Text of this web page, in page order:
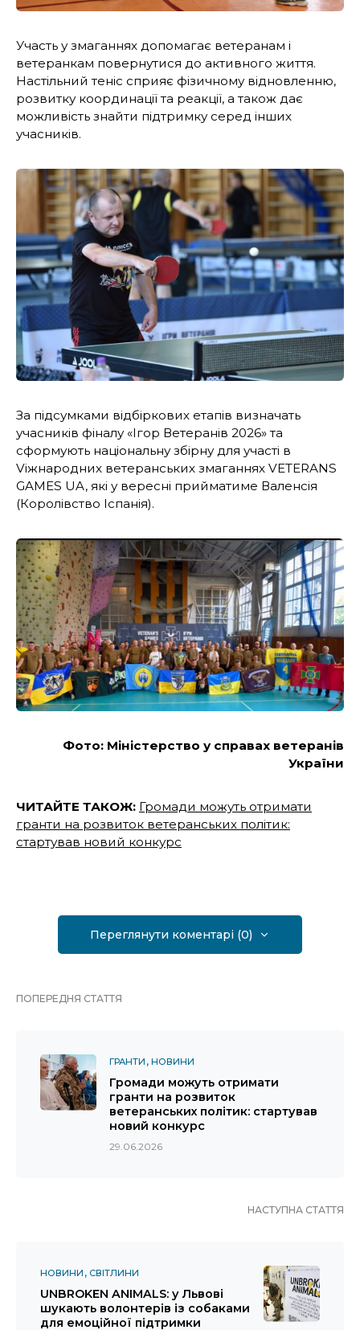
Участь у змаганнях допомагає ветеранам і
ветеранкам повернутися до активного життя.
Настільний теніс сприяє фізичному відновленню,
розвитку координації та реакції, а також дає
можливість знайти підтримку серед інших
учасників.
За підсумками відбіркових етапів визначать
учасників фіналу «Ігор Ветеранів 2026» та
сформують національну збірну для участі в
Vіжнародних ветеранських змаганнях VETERANS
GAMES UA, які у вересні прийматиме Валенсія
(Королівство Іспанія).
Фото: Міністерство у справах ветеранів
України
ЧИТАЙТЕ ТАКОЖ: Громади можуть отримати
гранти на розвиток ветеранських політик:
стартував новий конкурс
Переглянути коментарі (0)
ПОПЕРЕДНЯ СТАТТЯ
ГРАНТИ НОВИНИ
Громади можуть отримати
гранти на розвиток
ветеранських політик: стартував
новий конкурс
29.06.2026
НАСТУПНА СТАТТЯ
НОВИНИ СВІТЛИНИ
UNBROKEN ANIMALS: у Львові
шукають волонтерів із собаками
для емоційної підтримки